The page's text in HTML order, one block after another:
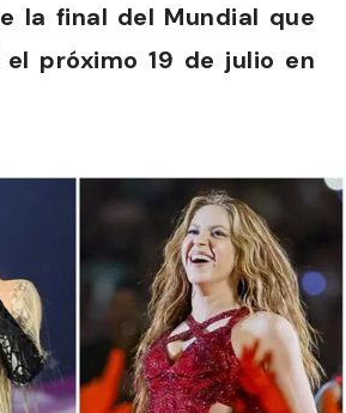
la final del Mundial que
próximo 19 de julio en